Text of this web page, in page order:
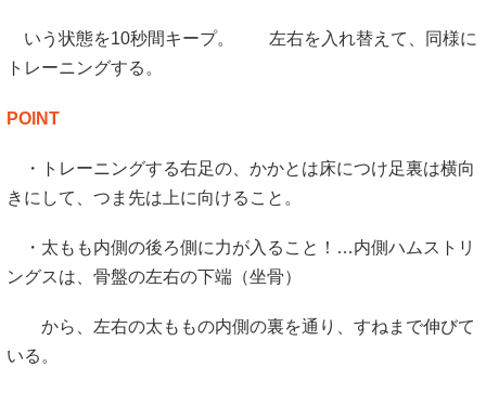
いう状態を10秒間キープ。 左右を入れ替えて、同様に
トレーニングする。
POINT
・トレーニングする右足の、かかとは床につけ足裏は横向
きにして、つま先は上に向けること。
・太もも内側の後ろ側に力が入ること！…内側ハムストリ
ングスは、骨盤の左右の下端（坐骨）
から、左右の太ももの内側の裏を通り、すねまで伸びて
いる。